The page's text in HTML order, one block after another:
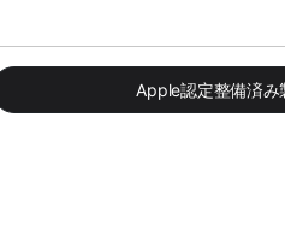
Apple認定整備済み